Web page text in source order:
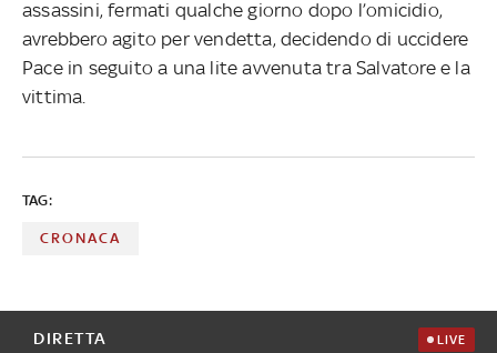
assassini, fermati qualche giorno dopo l’omicidio,
avrebbero agito per vendetta, decidendo di uccidere
Pace in seguito a una lite avvenuta tra Salvatore e la
vittima.
TAG:
CRONACA
DIRETTA LIVE